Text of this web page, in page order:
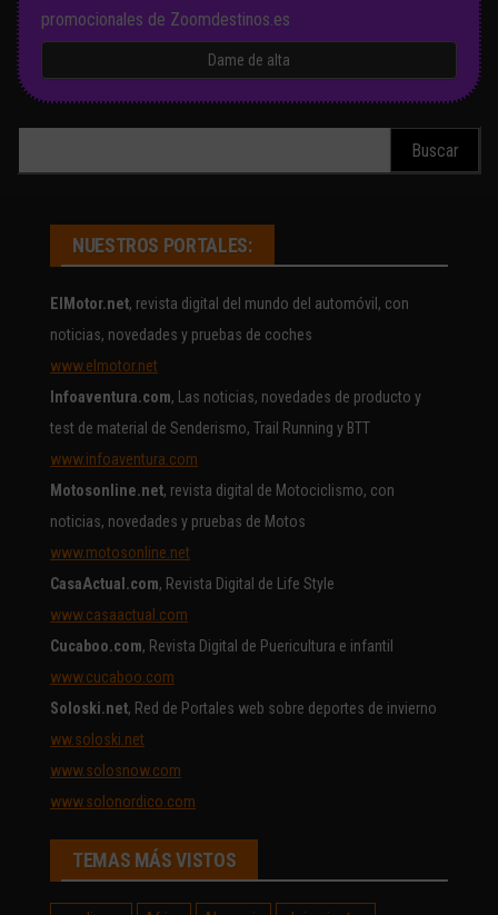
promocionales de Zoomdestinos.es
NUESTROS PORTALES:
ElMotor.net, revista digital del mundo del automóvil, con
noticias, novedades y pruebas de coches
www.elmotor.net
Infoaventura.com, Las noticias, novedades de producto y
test de material de Senderismo, Trail Running y BTT
www.infoaventura.com
Motosonline.net, revista digital de Motociclismo, con
noticias, novedades y pruebas de Motos
www.motosonline.net
CasaActual.com, Revista Digital de Life Style
www.casaactual.com
Cucaboo.com, Revista Digital de Puericultura e infantil
www.cucaboo.com
Soloski.net, Red de Portales web sobre deportes de invierno
ww.soloski.net
www.solosnow.com
www.solonordico.com
TEMAS MÁS VISTOS